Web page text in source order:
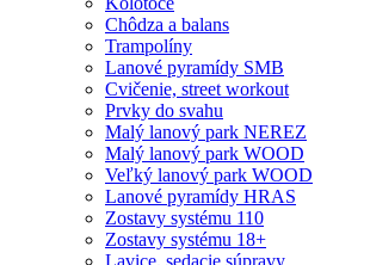
Chôdza a balans
Trampolíny
Lanové pyramídy SMB
Cvičenie, street workout
Prvky do svahu
Malý lanový park NEREZ
Malý lanový park WOOD
Veľký lanový park WOOD
Lanové pyramídy HRAS
Zostavy systému 110
Zostavy systému 18+
Lavice, sedacie súpravy